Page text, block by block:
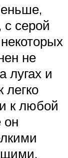
серой
не
лугах и
легко
к любой
он